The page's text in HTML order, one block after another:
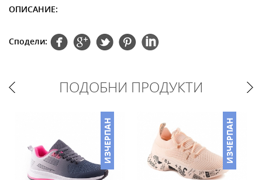
ОПИСАНИЕ:
Сподели:
ПОДОБНИ ПРОДУКТИ
ИЗЧЕРПАН ИЗЧЕРПАН